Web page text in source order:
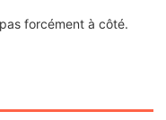
forcément à côté.